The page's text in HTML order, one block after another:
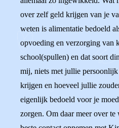
over zelf geld krijgen van je
weten is alimentatie bedoeld
opvoeding en verzorging van
school(spullen) en dat soort
mij, niets met jullie persoonlijk
krijgen en hoeveel jullie
eigenlijk bedoeld voor je
zorgen. Om daar meer over